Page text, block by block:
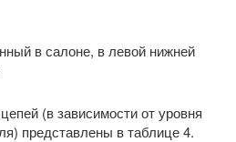
в салоне, в левой нижней
(в зависимости от уровня
представлены в таблице 4.